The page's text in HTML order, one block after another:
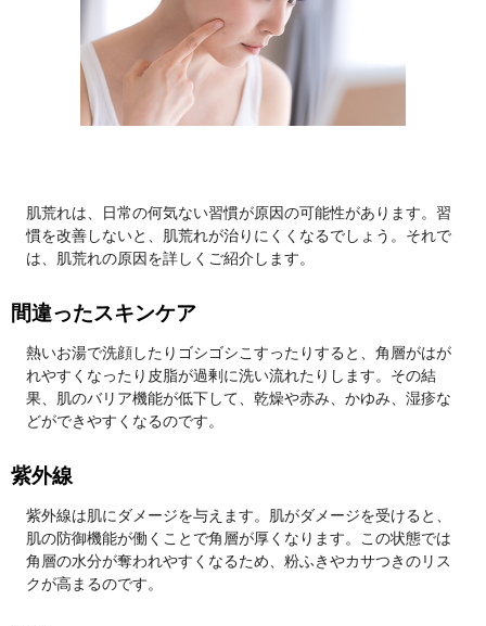
肌荒れは、日常の何気ない習慣が原因の可能性があります。習
慣を改善しないと、肌荒れが治りにくくなるでしょう。それで
は、肌荒れの原因を詳しくご紹介します。
間違ったスキンケア
熱いお湯で洗顔したりゴシゴシこすったりすると、角層がはが
れやすくなったり皮脂が過剰に洗い流れたりします。その結
果、肌のバリア機能が低下して、乾燥や赤み、かゆみ、湿疹な
どができやすくなるのです。
紫外線
紫外線は肌にダメージを与えます。肌がダメージを受けると、
肌の防御機能が働くことで角層が厚くなります。この状態では
角層の水分が奪われやすくなるため、粉ふきやカサつきのリス
クが高まるのです。